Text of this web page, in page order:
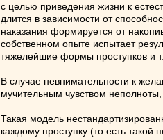
с целью приведения жизни к
длится в зависимости от
наказания формируется от
собственном опыте испытает
тяжелейшие формы проступков и
В случае невнимательности к
мучительным чувством
Такая модель
каждому проступку (то есть